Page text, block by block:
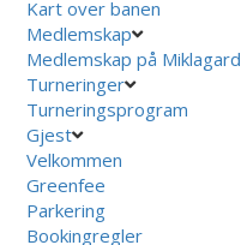
Kart over banen
Medlemskap
Medlemskap på Miklagard
Turneringer
Turneringsprogram
Gjest
Velkommen
Greenfee
Parkering
Bookingregler